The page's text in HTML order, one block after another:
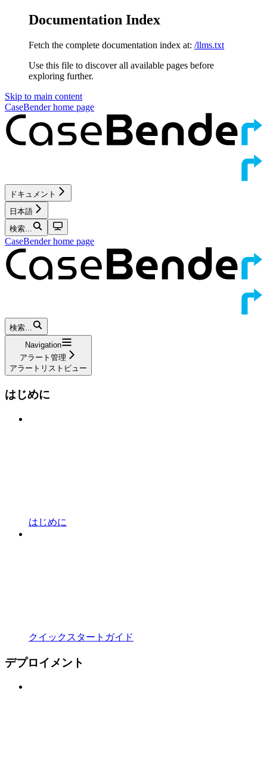
Documentation Index
Fetch the complete documentation index at: /llms.txt
Use this file to discover all available pages before
exploring further.
Skip to main content
CaseBenderhome page
ドキュメント
日本語
検索...
CaseBenderhome page
検索...
Navigation
アラート管理
アラートリストビュー
はじめに
はじめに
クイックスタートガイド
デプロイメント